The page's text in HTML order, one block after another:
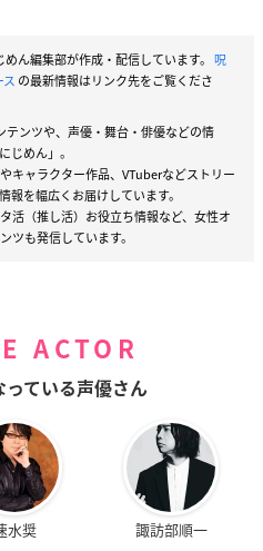
めん編集部が作成・配信しています。 呪
ス の最新情報はリンク先をご覧くださ
ンツや、声優・舞台・俳優などの情
じめん」。
キャラクター作品、VTuberなどストリー
報を幅広くお届けしています。
活（推し活）お役立ち情報など、女性オ
ツも発信しています。
ACTOR
っている声優さん
水奨 諏訪部順一